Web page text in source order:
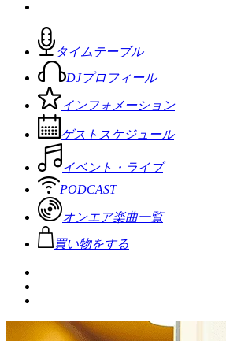
タイムテーブル
DJプロフィール
インフォメーション
ゲストスケジュール
イベント・ライブ
PODCAST
オンエア楽曲一覧
買い物をする